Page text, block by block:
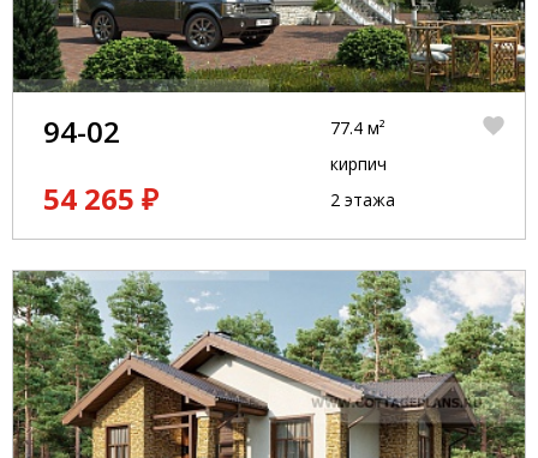
94-02
54 265 ₽
77.4 м²
кирпич
2 этажа